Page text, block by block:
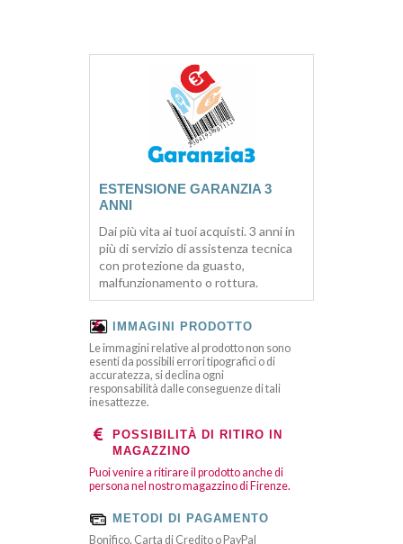
ESTENSIONE GARANZIA 3
ANNI
Dai più vita ai tuoi acquisti. 3 anni in
più di servizio di assistenza tecnica
con protezione da guasto,
malfunzionamento o rottura.
IMMAGINI PRODOTTO
Le immagini relative al prodotto non sono
esenti da possibili errori tipografici o di
accuratezza, si declina ogni
responsabilità dalle conseguenze di tali
inesattezze.
POSSIBILITÀ DI RITIRO IN
MAGAZZINO
Puoi venire a ritirare il prodotto anche di
persona nel nostro magazzino di Firenze.
METODI DI PAGAMENTO
Bonifico, Carta di Credito o PayPal